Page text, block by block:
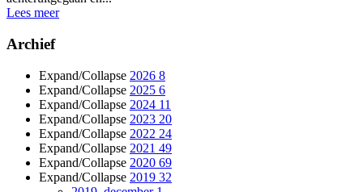
Lees meer
Archief
Expand/Collapse 2026 8
Expand/Collapse 2025 6
Expand/Collapse 2024 11
Expand/Collapse 2023 20
Expand/Collapse 2022 24
Expand/Collapse 2021 49
Expand/Collapse 2020 69
Expand/Collapse 2019 32